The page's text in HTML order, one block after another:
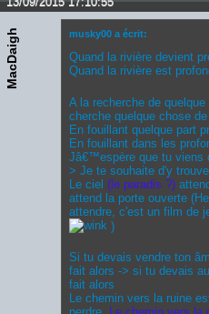
MacDaigh musky00 a écrit:
Quand la rivière devient
Quand la rivière est
A la recherche de
cherche quelque chose
En fouillant quelque part
En fouillant dans les
Jâ€™espère que tu viens
> Je te souhaite d'y
Le ciel(le paradis ?)
attend la porte ouverte
attendre, c'est un film de
)
Si tu devais vendre ton
fait alors -> si tu devais
fait alors
Le chemin vers la ruine